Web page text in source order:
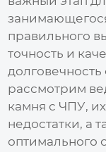
правильного
точность и
рассмотрим
камня с ЧПУ,
недостатки, а
оптимального